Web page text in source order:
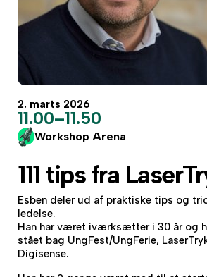
2. marts 2026
11.00–11.50
Workshop Arena
111 tips fra
Esben deler ud af praktiske tips og
ledelse.
Han har været iværksætter i 30 år og
stået bag UngFest/UngFerie,
Digisense.